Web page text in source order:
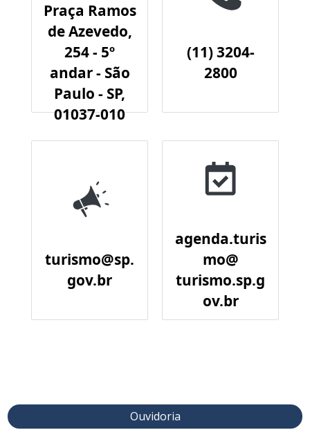
Praça Ramos
de Azevedo,
254 - 5º
andar - São
Paulo - SP,
01037-010
(11) 3204-
2800
turismo@sp.
gov.br
agenda.turis
mo@
turismo.sp.g
ov.br
Ouvidoria